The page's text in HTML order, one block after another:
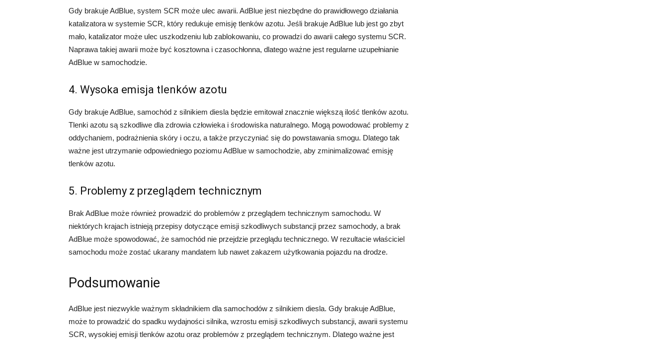
Gdy brakuje AdBlue, system SCR może ulec awarii. AdBlue jest niezbędne do prawidłowego działania
katalizatora w systemie SCR, który redukuje emisję tlenków azotu. Jeśli brakuje AdBlue lub jest go zbyt
mało, katalizator może ulec uszkodzeniu lub zablokowaniu, co prowadzi do awarii całego systemu SCR.
Naprawa takiej awarii może być kosztowna i czasochłonna, dlatego ważne jest regularne uzupełnianie
AdBlue w samochodzie.
4. Wysoka emisja tlenków azotu
Gdy brakuje AdBlue, samochód z silnikiem diesla będzie emitował znacznie większą ilość tlenków azotu.
Tlenki azotu są szkodliwe dla zdrowia człowieka i środowiska naturalnego. Mogą powodować problemy z
oddychaniem, podrażnienia skóry i oczu, a także przyczyniać się do powstawania smogu. Dlatego tak
ważne jest utrzymanie odpowiedniego poziomu AdBlue w samochodzie, aby zminimalizować emisję
tlenków azotu.
5. Problemy z przeglądem technicznym
Brak AdBlue może również prowadzić do problemów z przeglądem technicznym samochodu. W
niektórych krajach istnieją przepisy dotyczące emisji szkodliwych substancji przez samochody, a brak
AdBlue może spowodować, że samochód nie przejdzie przeglądu technicznego. W rezultacie właściciel
samochodu może zostać ukarany mandatem lub nawet zakazem użytkowania pojazdu na drodze.
Podsumowanie
AdBlue jest niezwykle ważnym składnikiem dla samochodów z silnikiem diesla. Gdy brakuje AdBlue,
może to prowadzić do spadku wydajności silnika, wzrostu emisji szkodliwych substancji, awarii systemu
SCR, wysokiej emisji tlenków azotu oraz problemów z przeglądem technicznym. Dlatego ważne jest